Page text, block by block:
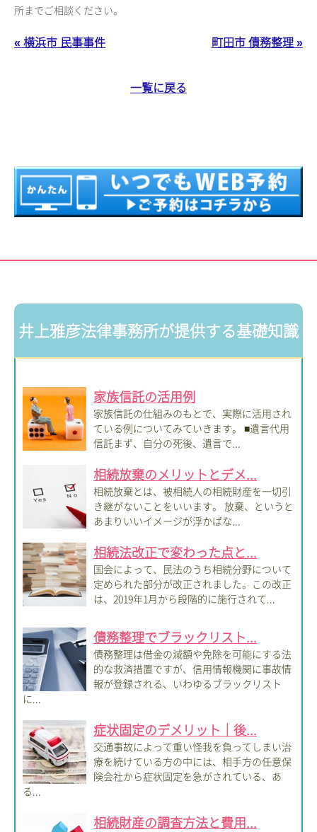
所までご相談ください。
« 横浜市 民事事件 町田市 債務整理 »
一覧に戻る
井上雅彦法律事務所が提供する基礎知識
家族信託の活用例
家族信託の仕組みのもとで、実際に活用され
ている例についてみていきます。 ■遺言代用
信託まず、自分の死後、遺言で...
相続放棄のメリットとデメ...
相続放棄とは、被相続人の相続財産を一切引
き継がないことをいいます。 放棄、というと
あまりいいイメージが浮かばな...
相続法改正で変わった点と...
国会によって、民法のうち相続分野について
定められた部分が改正されました。この改正
は、2019年1月から段階的に施行されて...
債務整理でブラックリスト...
債務整理は借金の減額や免除を可能にする法
的な救済措置ですが、信用情報機関に事故情
報が登録される、いわゆるブラックリスト
に...
症状固定のデメリット｜後...
交通事故によって重い怪我を負ってしまい治
療を続けている方の中には、相手方の任意保
険会社から症状固定を急がされている、あ
る...
相続財産の調査方法と費用...